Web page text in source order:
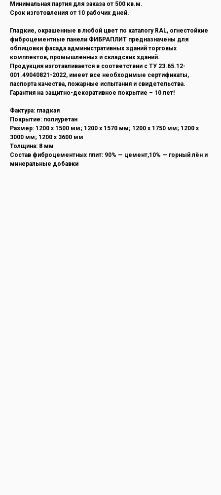
Минимальная партия для заказа от 500 кв.м.
Срок изготовления от 10 рабочих дней.
Гладкие, окрашенные в любой цвет по каталогу RAL, огнестойкие
фиброцементные панели ФИБРАПЛИТ предназначены для
облицовки фасада административных зданий торговых
комплектов, промышленных и складских зданий.
Продукция изготавливается в соответствии с ТУ 23.65.12-
001.49040821-2022, имеет все необходимые сертификаты,
паспорта качества, пожарные испытания и свидетельства.
Гарантия на защитно-декоративное покрытие – 10 лет!
Фактура: гладкая
Покрытие: полиуретан
Размер: 1200 х 1500 мм; 1200 х 1570 мм; 1200 х 1750 мм; 1200 х
3000 мм; 1200 х 3600 мм
Толщина: 8 мм
Состав фиброцементных плит: 90% — цемент,10% — горный лён и
минеральные добавки